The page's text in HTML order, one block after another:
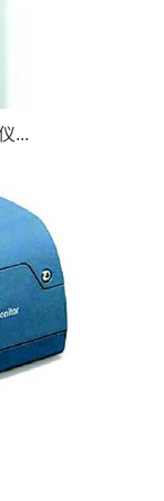
...